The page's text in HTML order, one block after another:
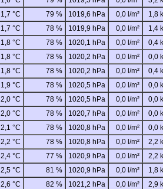
1,7 °C 79 % 1019,6 hPa 0,0 l/m²
1,8
1,7 °C 78 % 1019,9 hPa 0,0 l/m²
1,4
1,8 °C 78 % 1020,1 hPa 0,0 l/m²
0,4
1,8 °C 78 % 1020,2 hPa 0,0 l/m²
0,0
1,8 °C 78 % 1020,2 hPa 0,0 l/m²
0,4
1,9 °C 78 % 1020,5 hPa 0,0 l/m²
0,0
2,0 °C 78 % 1020,5 hPa 0,0 l/m²
0,0
2,0 °C 78 % 1020,7 hPa 0,0 l/m²
0,0
2,1 °C 78 % 1020,8 hPa 0,0 l/m²
0,0
2,2 °C 78 % 1020,8 hPa 0,0 l/m²
2,2
2,4 °C 77 % 1020,9 hPa 0,0 l/m²
2,2
2,5 °C 81 % 1020,9 hPa 0,0 l/m²
1,8
2,6 °C 82 % 1021,2 hPa 0,0 l/m²
2,9